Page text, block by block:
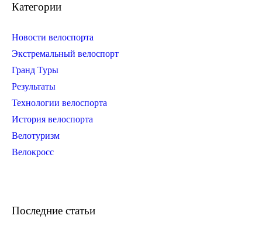
Категории
Новости велоспорта
Экстремальный велоспорт
Гранд Туры
Результаты
Технологии велоспорта
История велоспорта
Велотуризм
Велокросс
Последние статьи